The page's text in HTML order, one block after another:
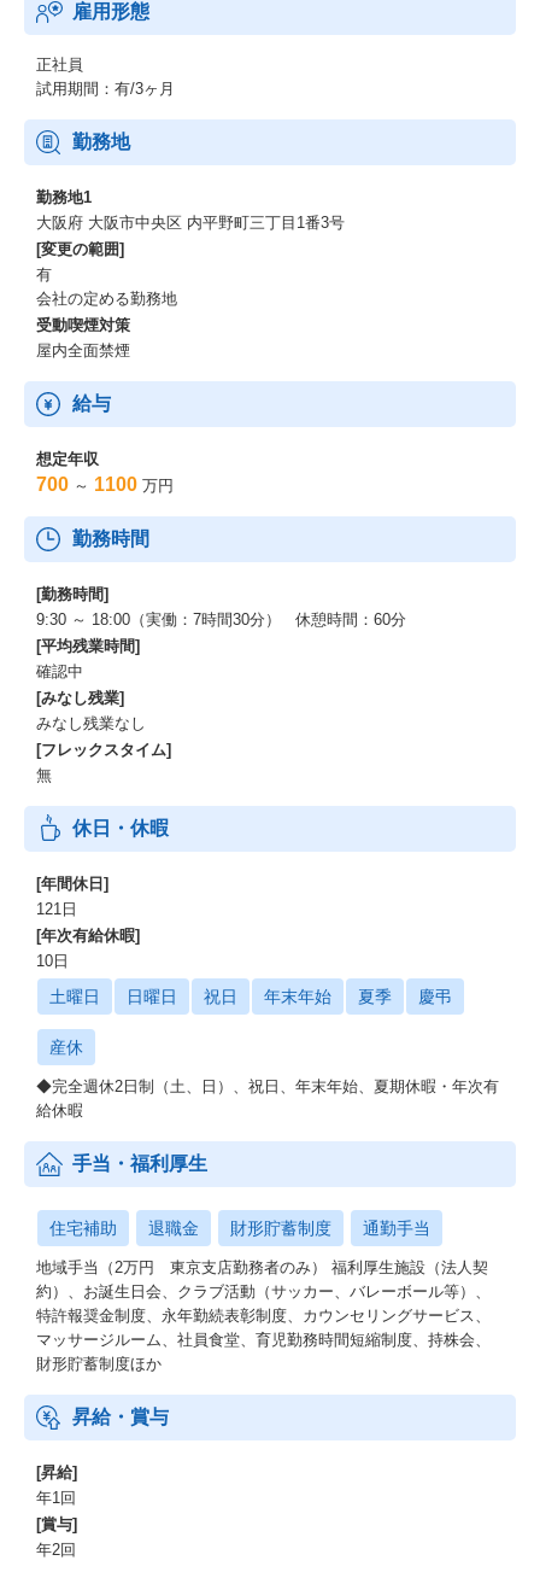
雇用形態
正社員
試用期間：有/3ヶ月
勤務地
勤務地1
大阪府 大阪市中央区 内平野町三丁目1番3号
[変更の範囲]
有
会社の定める勤務地
受動喫煙対策
屋内全面禁煙
給与
想定年収
700 ～ 1100 万円
勤務時間
[勤務時間]
9:30 ～ 18:00（実働：7時間30分） 休憩時間：60分
[平均残業時間]
確認中
[みなし残業]
みなし残業なし
[フレックスタイム]
無
休日・休暇
[年間休日]
121日
[年次有給休暇]
10日
土曜日 日曜日 祝日 年末年始 夏季 慶弔
産休
◆完全週休2日制（土、日）、祝日、年末年始、夏期休暇・年次有
給休暇
手当・福利厚生
住宅補助 退職金 財形貯蓄制度 通勤手当
地域手当（2万円 東京支店勤務者のみ） 福利厚生施設（法人契
約）、お誕生日会、クラブ活動（サッカー、バレーボール等）、
特許報奨金制度、永年勤続表彰制度、カウンセリングサービス、
マッサージルーム、社員食堂、育児勤務時間短縮制度、持株会、
財形貯蓄制度ほか
昇給・賞与
[昇給]
年1回
[賞与]
年2回